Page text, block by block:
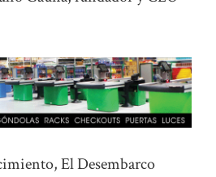
El Desembarco